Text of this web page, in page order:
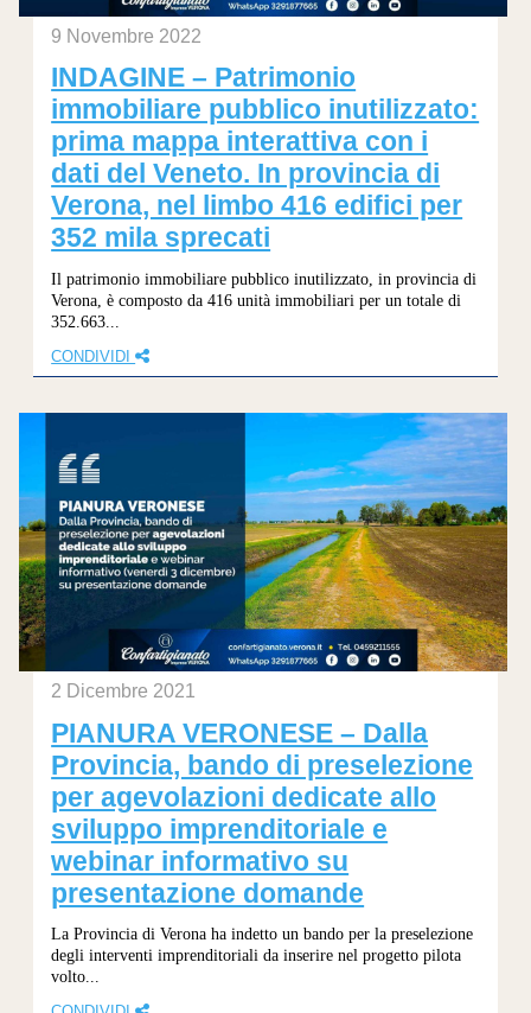
9 Novembre 2022
INDAGINE – Patrimonio
immobiliare pubblico inutilizzato:
prima mappa interattiva con i
dati del Veneto. In provincia di
Verona, nel limbo 416 edifici per
352 mila sprecati
Il patrimonio immobiliare pubblico inutilizzato, in provincia di
Verona, è composto da 416 unità immobiliari per un totale di
352.663...
CONDIVIDI
2 Dicembre 2021
PIANURA VERONESE – Dalla
Provincia, bando di preselezione
per agevolazioni dedicate allo
sviluppo imprenditoriale e
webinar informativo su
presentazione domande
La Provincia di Verona ha indetto un bando per la preselezione
degli interventi imprenditoriali da inserire nel progetto pilota
volto...